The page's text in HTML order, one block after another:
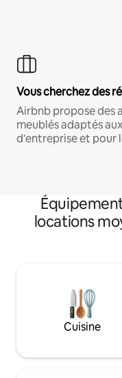
Vous cherchez des
Airbnb propose des
meublés adaptés
d'entreprise et pour
locations
Cuisine